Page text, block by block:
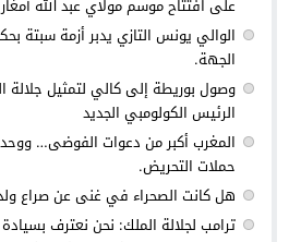
على افتتاح موسم مولاي عبد الله أمغار
الوالي يونس التازي يدبر أزمة سبتة
الجهة.
وصول بوريطة إلى كالي لتمثيل
الرئيس الكولومبي الجديد
المغرب أكبر من دعوات الفوضى…
حملات التحريض.
هل كانت الصحراء في غنى عن صراع ولد
ترامب لجلالة الملك: نحن نعترف